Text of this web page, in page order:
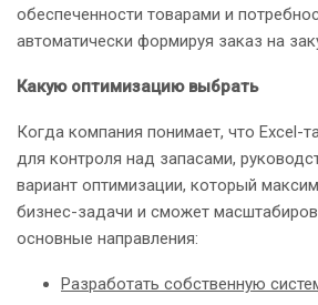
обеспеченности товарами и
автоматически формируя заказ на
Какую оптимизацию выбрать
Когда компания понимает, что Excel-
для контроля над запасами,
вариант оптимизации, который
бизнес-задачи и сможет
основные направления:
Разработать собственную